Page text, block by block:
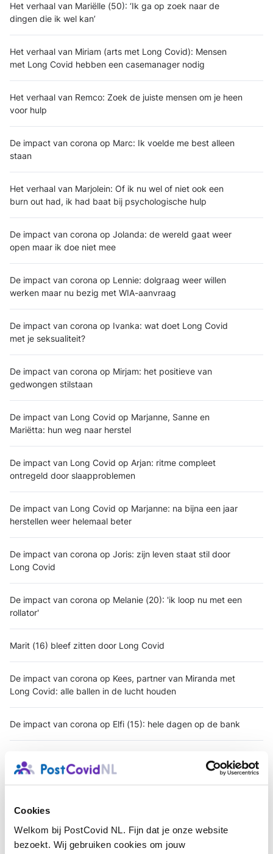
Cookies
Welkom bij PostCovid NL. Fijn dat je onze website
bezoekt. Wij gebruiken cookies om jouw
Het verhaal van Mariëlle (50): ‘Ik ga op zoek naar de
dingen die ik wel kan’
Het verhaal van Miriam (arts met Long Covid): Mensen
met Long Covid hebben een casemanager nodig
Het verhaal van Remco: Zoek de juiste mensen om je heen
voor hulp
De impact van corona op Marc: Ik voelde me best alleen
staan
Het verhaal van Marjolein: Of ik nu wel of niet ook een
burn out had, ik had baat bij psychologische hulp
De impact van corona op Jolanda: de wereld gaat weer
open maar ik doe niet mee
De impact van corona op Lennie: dolgraag weer willen
werken maar nu bezig met WIA-aanvraag
De impact van corona op Ivanka: wat doet Long Covid
met je seksualiteit?
De impact van corona op Mirjam: het positieve van
gedwongen stilstaan
De impact van Long Covid op Marjanne, Sanne en
Mariëtta: hun weg naar herstel
De impact van Long Covid op Arjan: ritme compleet
ontregeld door slaapproblemen
De impact van Long Covid op Marjanne: na bijna een jaar
herstellen weer helemaal beter
De impact van corona op Joris: zijn leven staat stil door
Long Covid
De impact van corona op Melanie (20): 'ik loop nu met een
rollator'
Marit (16) bleef zitten door Long Covid
De impact van corona op Kees, partner van Miranda met
Long Covid: alle ballen in de lucht houden
De impact van corona op Elfi (15): hele dagen op de bank
vier zorgverleners
haar herstel
De impact van corona op Marjan: 'het is van belang dat